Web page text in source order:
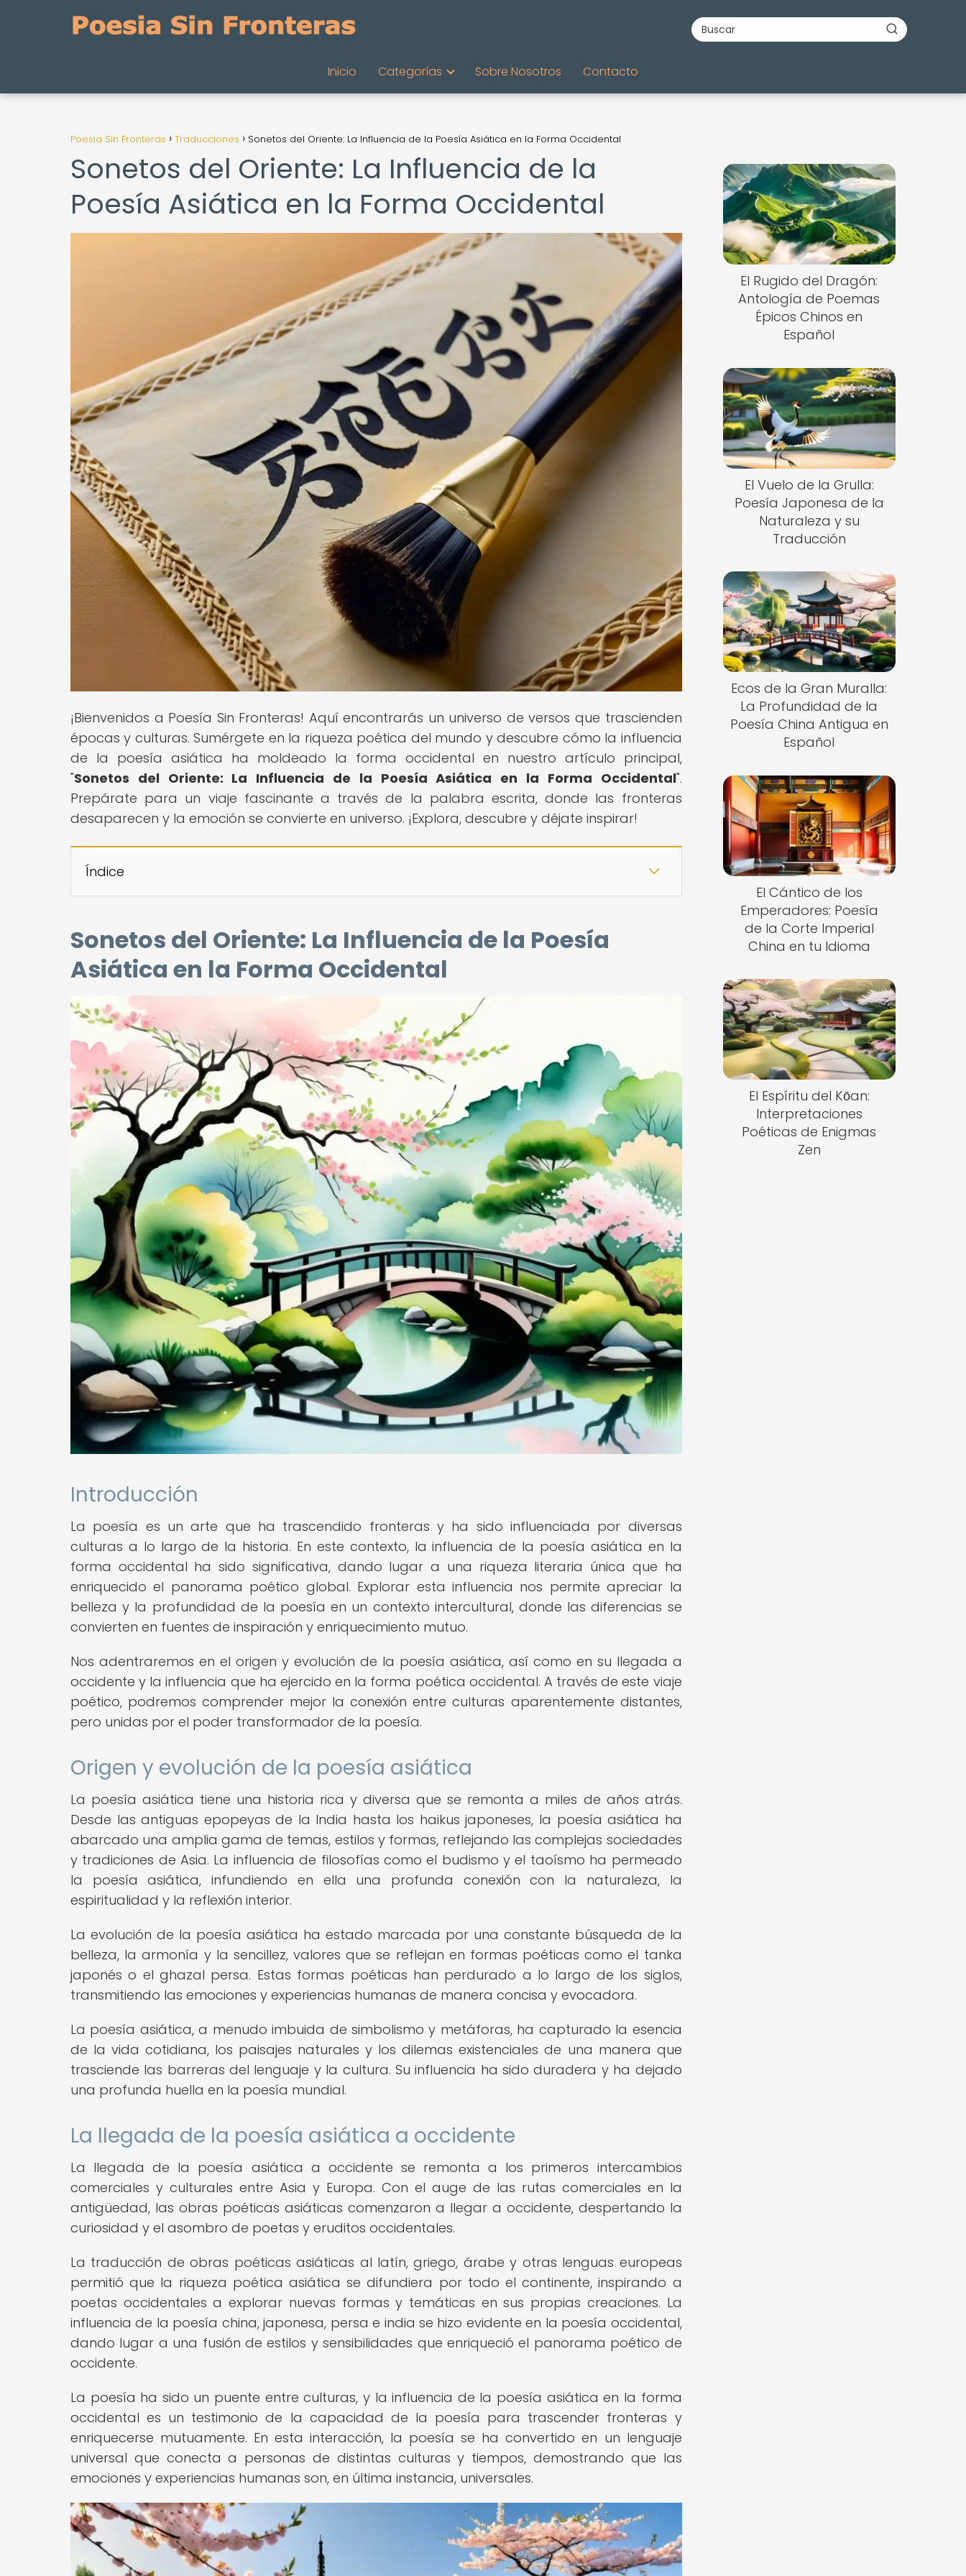
Inicio Categorías Sobre Nosotros Contacto
Poesia Sin Fronteras Traducciones Sonetos del Oriente: La Influencia de la Poesía Asiática en la Forma Occidental
Sonetos del Oriente: La Influencia de la
Poesía Asiática en la Forma Occidental
¡Bienvenidos a Poesía Sin Fronteras! Aquí encontrarás un universo de versos que trascienden
épocas y culturas. Sumérgete en la riqueza poética del mundo y descubre cómo la influencia
de la poesía asiática ha moldeado la forma occidental en nuestro artículo principal,
"Sonetos del Oriente: La Influencia de la Poesía Asiática en la Forma Occidental".
Prepárate para un viaje fascinante a través de la palabra escrita, donde las fronteras
desaparecen y la emoción se convierte en universo. ¡Explora, descubre y déjate inspirar!
Índice
Sonetos del Oriente: La Influencia de la Poesía
Asiática en la Forma Occidental
Introducción
La poesía es un arte que ha trascendido fronteras y ha sido influenciada por diversas
culturas a lo largo de la historia. En este contexto, la influencia de la poesía asiática en la
forma occidental ha sido significativa, dando lugar a una riqueza literaria única que ha
enriquecido el panorama poético global. Explorar esta influencia nos permite apreciar la
belleza y la profundidad de la poesía en un contexto intercultural, donde las diferencias se
convierten en fuentes de inspiración y enriquecimiento mutuo.
Nos adentraremos en el origen y evolución de la poesía asiática, así como en su llegada a
occidente y la influencia que ha ejercido en la forma poética occidental. A través de este viaje
poético, podremos comprender mejor la conexión entre culturas aparentemente distantes,
pero unidas por el poder transformador de la poesía.
Origen y evolución de la poesía asiática
La poesía asiática tiene una historia rica y diversa que se remonta a miles de años atrás.
Desde las antiguas epopeyas de la India hasta los haikus japoneses, la poesía asiática ha
abarcado una amplia gama de temas, estilos y formas, reflejando las complejas sociedades
y tradiciones de Asia. La influencia de filosofías como el budismo y el taoísmo ha permeado
la poesía asiática, infundiendo en ella una profunda conexión con la naturaleza, la
espiritualidad y la reflexión interior.
La evolución de la poesía asiática ha estado marcada por una constante búsqueda de la
belleza, la armonía y la sencillez, valores que se reflejan en formas poéticas como el tanka
japonés o el ghazal persa. Estas formas poéticas han perdurado a lo largo de los siglos,
transmitiendo las emociones y experiencias humanas de manera concisa y evocadora.
La poesía asiática, a menudo imbuida de simbolismo y metáforas, ha capturado la esencia
de la vida cotidiana, los paisajes naturales y los dilemas existenciales de una manera que
trasciende las barreras del lenguaje y la cultura. Su influencia ha sido duradera y ha dejado
una profunda huella en la poesía mundial.
La llegada de la poesía asiática a occidente
La llegada de la poesía asiática a occidente se remonta a los primeros intercambios
comerciales y culturales entre Asia y Europa. Con el auge de las rutas comerciales en la
antigüedad, las obras poéticas asiáticas comenzaron a llegar a occidente, despertando la
curiosidad y el asombro de poetas y eruditos occidentales.
La traducción de obras poéticas asiáticas al latín, griego, árabe y otras lenguas europeas
permitió que la riqueza poética asiática se difundiera por todo el continente, inspirando a
poetas occidentales a explorar nuevas formas y temáticas en sus propias creaciones. La
influencia de la poesía china, japonesa, persa e india se hizo evidente en la poesía occidental,
dando lugar a una fusión de estilos y sensibilidades que enriqueció el panorama poético de
occidente.
La poesía ha sido un puente entre culturas, y la influencia de la poesía asiática en la forma
occidental es un testimonio de la capacidad de la poesía para trascender fronteras y
enriquecerse mutuamente. En esta interacción, la poesía se ha convertido en un lenguaje
universal que conecta a personas de distintas culturas y tiempos, demostrando que las
emociones y experiencias humanas son, en última instancia, universales.
El Rugido del Dragón:
Antología de Poemas
Épicos Chinos en
Español
El Vuelo de la Grulla:
Poesía Japonesa de la
Naturaleza y su
Traducción
Ecos de la Gran Muralla:
La Profundidad de la
Poesía China Antigua en
Español
El Cántico de los
Emperadores: Poesía
de la Corte Imperial
China en tu Idioma
El Espíritu del Kōan:
Interpretaciones
Poéticas de Enigmas
Zen